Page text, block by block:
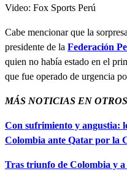
Video: Fox Sports Perú
Cabe mencionar que la
presidente de la Federación
quien no había estado en el
que fue operado de urgencia
MÁS NOTICIAS EN
Con sufrimiento y angustia:
Colombia ante Qatar por la
Tras triunfo de Colombia y